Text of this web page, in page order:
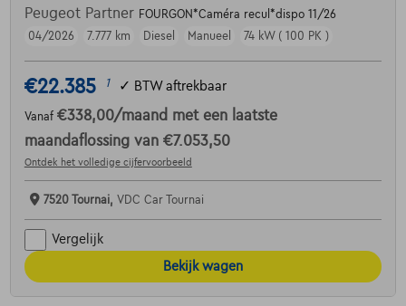
Peugeot Partner FOURGON*Caméra recul*dispo 11/26
04/2026
7.777 km Diesel Manueel 74 kW ( 100 PK )
€22.385 1 ✓ BTW aftrekbaar
Vanaf €338,00/maand met een laatste
maandaflossing van €7.053,50
Ontdek het volledige cijfervoorbeeld
7520 Tournai, VDC Car Tournai
Vergelijk
Bekijk wagen